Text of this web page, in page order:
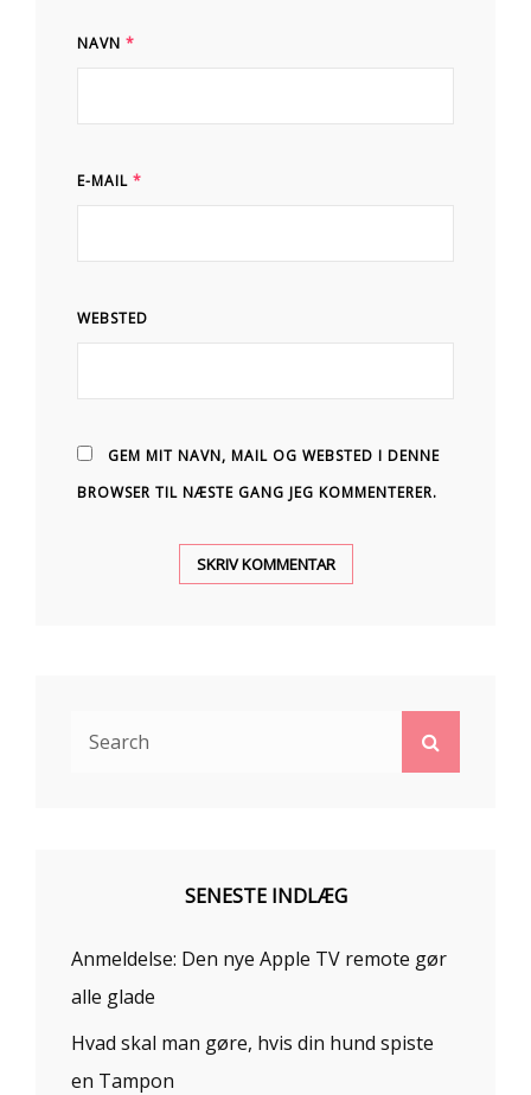
NAVN *
E-MAIL *
WEBSTED
GEM MIT NAVN, MAIL OG WEBSTED I DENNE
BROWSER TIL NÆSTE GANG JEG KOMMENTERER.
SENESTE INDLÆG
Anmeldelse: Den nye Apple TV remote gør
alle glade
Hvad skal man gøre, hvis din hund spiste
en Tampon